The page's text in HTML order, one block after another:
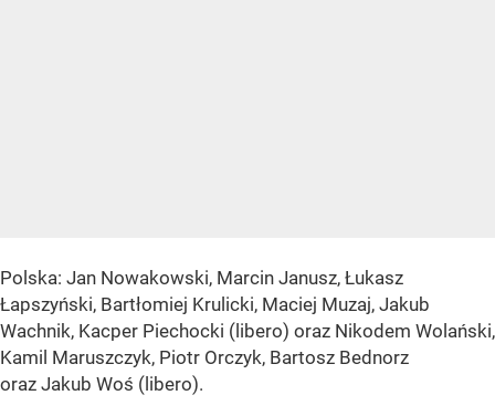
Polska: Jan Nowakowski, Marcin Janusz, Łukasz
Łapszyński, Bartłomiej Krulicki, Maciej Muzaj, Jakub
Wachnik, Kacper Piechocki (libero) oraz Nikodem Wolański,
Kamil Maruszczyk, Piotr Orczyk, Bartosz Bednorz
oraz Jakub Woś (libero).